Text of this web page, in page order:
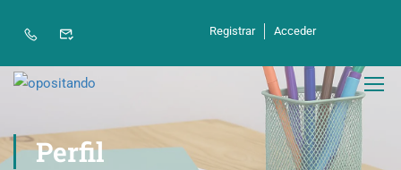
Registrar Acceder
Perfil